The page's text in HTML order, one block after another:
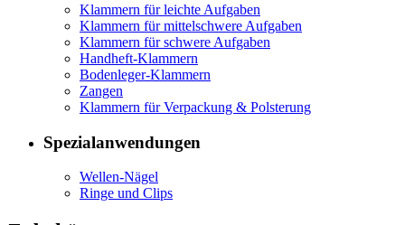
Klammern für leichte Aufgaben
Klammern für mittelschwere Aufgaben
Klammern für schwere Aufgaben
Handheft-Klammern
Bodenleger-Klammern
Zangen
Klammern für Verpackung & Polsterung
Spezialanwendungen
Wellen-Nägel
Ringe und Clips